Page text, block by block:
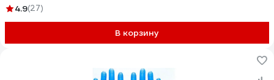
4.9(27)
В корзину